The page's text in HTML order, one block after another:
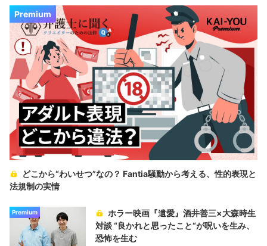
Premium
どこから“わいせつ”なの？ Fantia騒動から考える、性的表現と
法規制の実情
Premium
ホラー映画『遺愛』酒井善三×大森時生
対談 “良かれと思ったこと“が呪いを生み、
恐怖を生む